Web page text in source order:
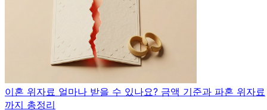
이혼 위자료 얼마나 받을 수 있나요? 금액 기준과 파혼 위자료
까지 총정리